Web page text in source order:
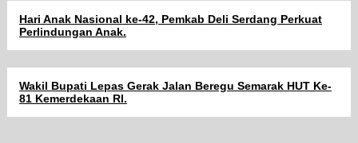
Hari Anak Nasional ke-42, Pemkab Deli Serdang Perkuat
Perlindungan Anak.
Wakil Bupati Lepas Gerak Jalan Beregu Semarak HUT Ke-
81 Kemerdekaan RI.